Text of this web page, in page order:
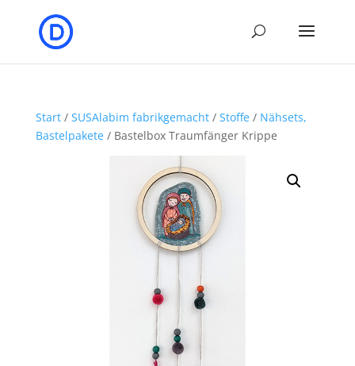
Start/ SUSAlabim fabrikgemacht/ Stoffe/ Nähsets,
Bastelpakete/ Bastelbox Traumfänger Krippe